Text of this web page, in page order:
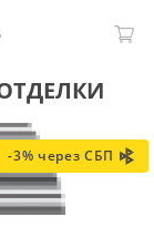
-3% через СБП